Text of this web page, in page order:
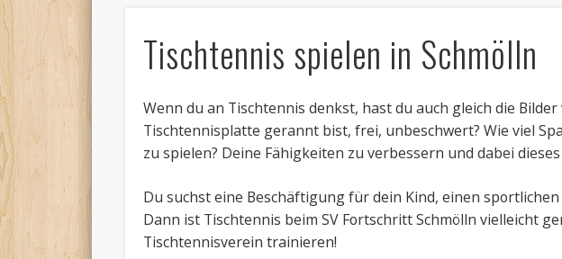
Tischtennis spielen in Schmölln
Wenn du an Tischtennis denkst, hast du auch gleich die
Tischtennisplatte gerannt bist, frei, unbeschwert? Wie viel
zu spielen? Deine Fähigkeiten zu verbessern und dabei
Du suchst eine Beschäftigung für dein Kind, einen
Dann ist Tischtennis beim SV Fortschritt Schmölln vielleicht
Tischtennisverein trainieren!